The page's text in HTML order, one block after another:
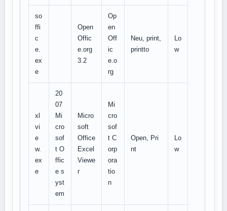
so
ffi
c
e.
ex
e
Open
Offic
e.org
3.2
Op
en
Off
ic
e.o
rg
Neu, print,
printto
Lo
w
xl
vi
e
w.
ex
e
20
07
Mi
cro
sof
t O
ffic
e s
yst
em
Micro
soft
Office
Excel
Viewe
r
Mi
cro
sof
t C
orp
ora
tio
n
Open, Pri
nt
Lo
w